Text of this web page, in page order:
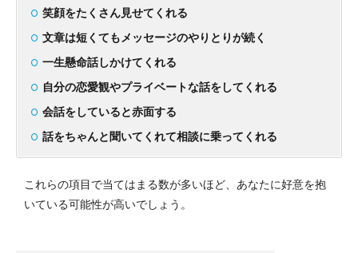
笑顔をたくさん見せてくれる
文章は短くてもメッセージのやりとりが続く
一生懸命話しかけてくれる
自分の恋愛観やプライベートな話をしてくれる
会話をしていると赤面する
話をちゃんと聞いてくれて相談に乗ってくれる
これらの項目で当てはまる数が多いほど、あなたに好意を抱
いている可能性が高いでしょう。